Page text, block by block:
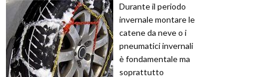
Durante il periodo
invernale montare le
catene da neve o i
pneumatici invernali
è fondamentale ma
soprattutto